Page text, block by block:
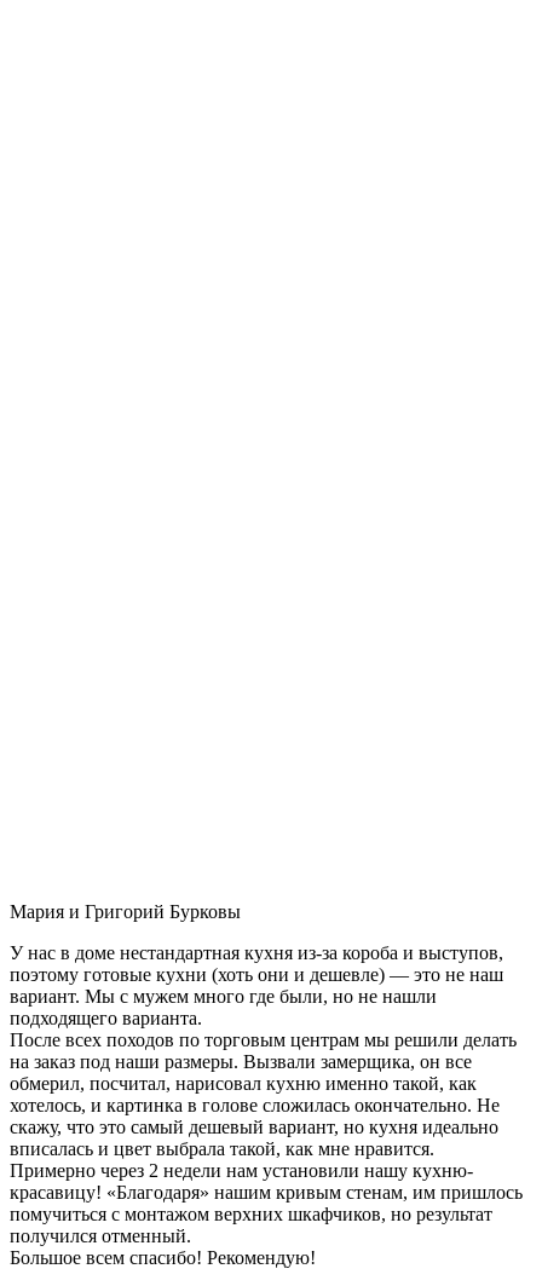
Мария и Григорий Бурковы
У нас в доме нестандартная кухня из-за короба и выступов,
поэтому готовые кухни (хоть они и дешевле) — это не наш
вариант. Мы с мужем много где были, но не нашли
подходящего варианта.
После всех походов по торговым центрам мы решили делать
на заказ под наши размеры. Вызвали замерщика, он все
обмерил, посчитал, нарисовал кухню именно такой, как
хотелось, и картинка в голове сложилась окончательно. Не
скажу, что это самый дешевый вариант, но кухня идеально
вписалась и цвет выбрала такой, как мне нравится.
Примерно через 2 недели нам установили нашу кухню-
красавицу! «Благодаря» нашим кривым стенам, им пришлось
помучиться с монтажом верхних шкафчиков, но результат
получился отменный.
Большое всем спасибо! Рекомендую!